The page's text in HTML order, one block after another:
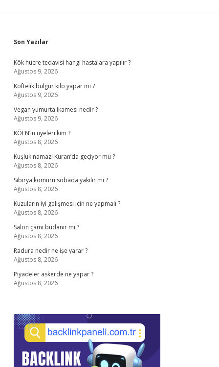
Sidebar
Son Yazılar
Kök hücre tedavisi hangi hastalara yapılır ?
Ağustos 9, 2026
Köftelik bulgur kilo yapar mı ?
Ağustos 9, 2026
Vegan yumurta ikamesi nedir ?
Ağustos 9, 2026
KÖFN’in üyeleri kim ?
Ağustos 8, 2026
Kuşluk namazı Kuran’da geçiyor mu ?
Ağustos 8, 2026
Sibirya kömürü sobada yakılır mı ?
Ağustos 8, 2026
Kuzuların iyi gelişmesi için ne yapmalı ?
Ağustos 8, 2026
Salon çamı budanır mı ?
Ağustos 8, 2026
Radura nedir ne işe yarar ?
Ağustos 8, 2026
Piyadeler askerde ne yapar ?
Ağustos 8, 2026